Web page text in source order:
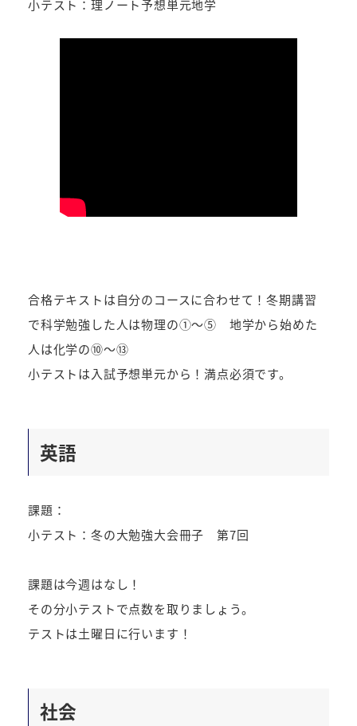
小テスト：理ノート予想単元地学
合格テキストは自分のコースに合わせて！冬期講習
で科学勉強した人は物理の①～⑤ 地学から始めた
人は化学の⑩～⑬
小テストは入試予想単元から！満点必須です。
英語
課題：
小テスト：冬の大勉強大会冊子 第7回
課題は今週はなし！
その分小テストで点数を取りましょう。
テストは土曜日に行います！
社会